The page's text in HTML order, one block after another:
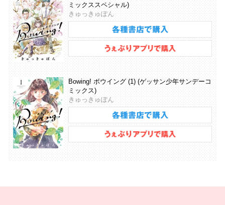
ミックススペシャル)
きゅっきゅぽん
Bowing! ボウイング (1) (ゲッサン少年サンデーコ
ミックス)
きゅっきゅぽん